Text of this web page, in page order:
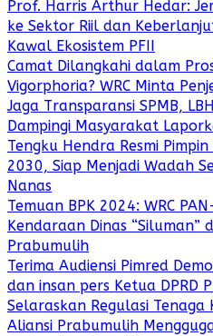
Prof. Harris Arthur Hedar:
ke Sektor Riil dan
Kawal Ekosistem PFII
Camat Dilangkahi dalam
Vigorphoria? WRC Minta
Jaga Transparansi SPMB,
Dampingi Masyarakat
Tengku Hendra Resmi
2030, Siap Menjadi Wadah
Nanas
Temuan BPK 2024: WRC
Kendaraan Dinas “Siluman”
Prabumulih
Terima Audiensi Pimred
dan insan pers Ketua DPRD
Selaraskan Regulasi Tenaga
Aliansi Prabumulih